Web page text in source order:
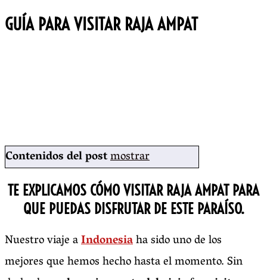
GUÍA PARA VISITAR RAJA AMPAT
Contenidos del postmostrar
TE EXPLICAMOS CÓMO VISITAR RAJA AMPATPARA
QUE PUEDAS DISFRUTAR DE ESTE PARAÍSO.
Nuestro viaje aIndonesiaha sido uno de los
mejores que hemos hecho hasta el momento. Sin